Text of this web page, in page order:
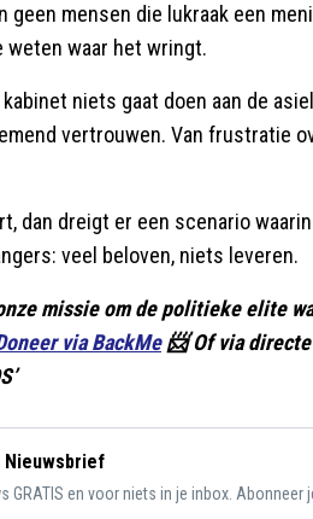
mensen die lukraak een
weten waar het wringt.
niets gaat doen aan de
vertrouwen. Van frustratie
dan dreigt er een scenario
veel beloven, niets leveren.
missie om de politieke elite
via BackMe📨 Of via directe
Nieuwsbrief
GRATIS en voor niets in je inbox. Abonneer